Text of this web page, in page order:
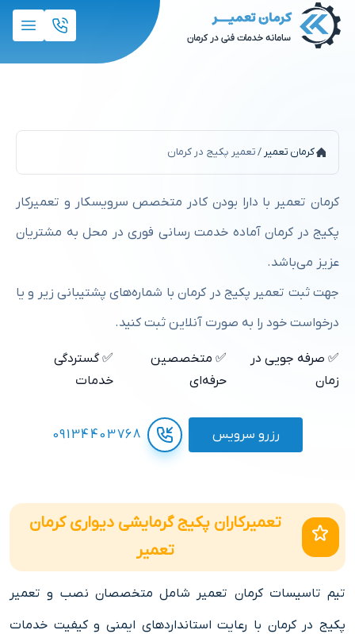
کرمان تعمیر /تعمیر پکیج در کرمان
کرمان تعمیر با دارا بودن کادر متخصص سرویسکار و تعمیرکار
پکیج در کرمان آماده خدمت رسانی فوری در محل به مشتریان
عزیز می‌باشد.
جهت ثبت تعمیر پکیج در کرمان با شماره‌های پشتیبانی زیر و یا
درخواست خود را به صورت آنلاین ثبت کنید.
✅ صرفه جویی در
زمان
✅ متخصصین
حرفه‌ای
✅ گستردگی
خدمات
رزرو سرویس 09134403768
تعمیرکاران پکیج گرمایشی دیواری کرمان
تعمیر
تیم تاسیسات کرمان تعمیر شامل متخصصان نصب و تعمیر
پکیج در کرمان با رعایت استانداردهای ایمنی و کیفیت خدمات